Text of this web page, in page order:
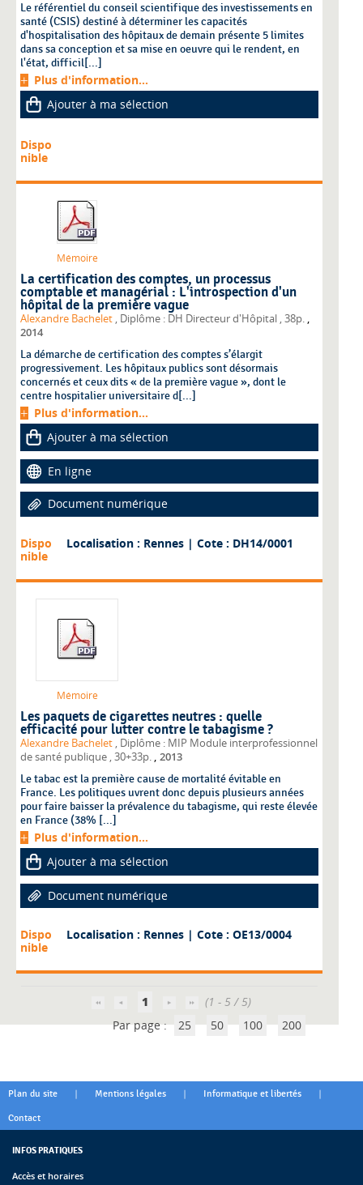
Le référentiel du conseil scientifique des investissements en
santé (CSIS) destiné à déterminer les capacités
d'hospitalisation des hôpitaux de demain présente 5 limites
dans sa conception et sa mise en oeuvre qui le rendent, en
l'état, difficil[...]
Plus d'information...
Ajouter à ma sélection
Dispo
nible
Mémoire
La certification des comptes, un processus
comptable et managérial : L'introspection d'un
hôpital de la première vague
Alexandre Bachelet , Diplôme : DH Directeur d'Hôpital , 38p. ,
2014
La démarche de certification des comptes s’élargit
progressivement. Les hôpitaux publics sont désormais
concernés et ceux dits « de la première vague », dont le
centre hospitalier universitaire d[...]
Plus d'information...
Ajouter à ma sélection
En ligne
Document numérique
Dispo
nible
Localisation : Rennes | Cote : DH14/0001
Mémoire
Les paquets de cigarettes neutres : quelle
efficacité pour lutter contre le tabagisme ?
Alexandre Bachelet , Diplôme : MIP Module interprofessionnel
de santé publique , 30+33p. 2013
Le tabac est la première cause de mortalité évitable en
France. Les politiques uvrent donc depuis plusieurs années
pour faire baisser la prévalence du tabagisme, qui reste élevée
en France (38% [...]
Plus d'information...
Ajouter à ma sélection
Document numérique
Dispo
nible
Localisation : Rennes | Cote : OE13/0004
1
(1 - 5 / 5)
Par page : 25 50 100 200
Plan du site | Mentions légales | Informatique et libertés |
Contact
INFOS PRATIQUES
Accès et horaires